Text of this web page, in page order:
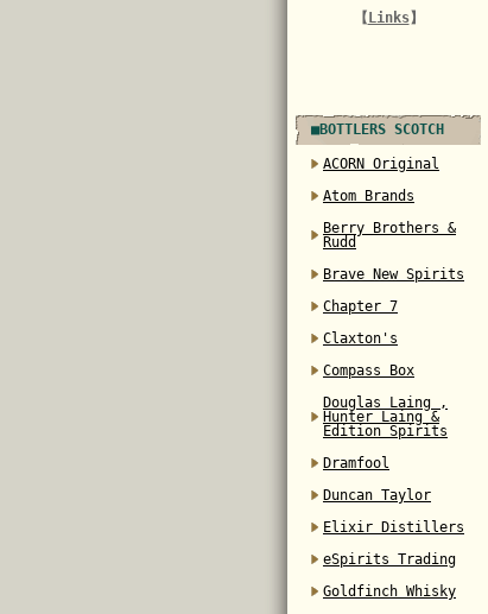
【 Links】
■BOTTLERS SCOTCH
ACORN Original
Atom Brands
Berry Brothers &
Rudd
Brave New Spirits
Chapter 7
Claxton's
Compass Box
Douglas Laing ,
Hunter Laing &
Edition Spirits
Dramfool
Duncan Taylor
Elixir Distillers
eSpirits Trading
Goldfinch Whisky